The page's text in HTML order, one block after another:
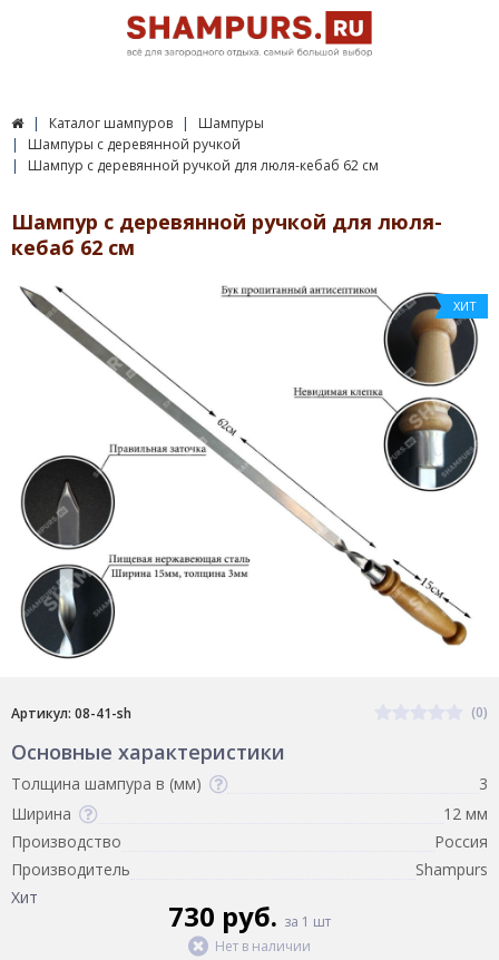
Каталог шампуров
Шампуры
Шампуры с деревянной ручкой
Шампур с деревянной ручкой для люля-кебаб 62 см
Шампур с деревянной ручкой для люля-
кебаб 62 см
ХИТ
Артикул: 08-41-sh (0)
Основные характеристики
Толщина шампура в (мм)
3
Ширина
12 мм
Производство
Россия
Производитель
Shampurs
Хит
730 руб. за 1 шт
Нет в наличии